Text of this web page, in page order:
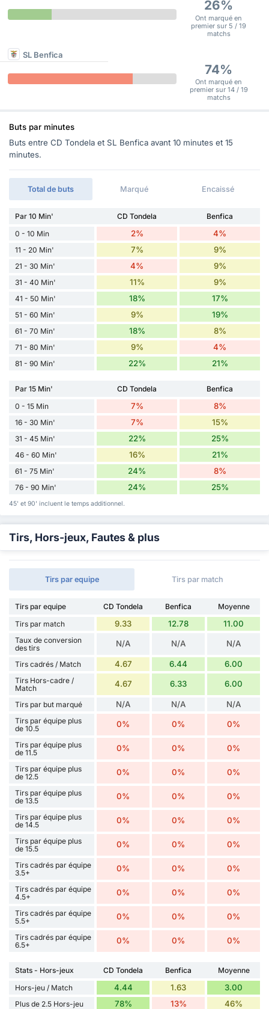
26%
Ont marqué en
premier sur 5 / 19
matchs
SL Benfica
74%
Ont marqué en
premier sur 14 / 19
matchs
Buts par minutes
Buts entre CD Tondela et SL Benfica avant 10 minutes et 15
minutes.
Total de buts Marqué Encaissé
Par 10 Min' CD Tondela
Benfica
0 - 10 Min
2% 4%
11 - 20 Min' 7% 9%
21 - 30 Min' 4% 9%
31 - 40 Min' 11% 9%
41 - 50 Min' 18% 17%
51 - 60 Min' 9% 19%
61 - 70 Min' 18% 8%
71 - 80 Min' 9% 4%
81 - 90 Min' 22% 21%
Par 15 Min' CD Tondela
Benfica
0 - 15 Min
7% 8%
16 - 30 Min' 7% 15%
31 - 45 Min' 22% 25%
46 - 60 Min' 16% 21%
61 - 75 Min' 24% 8%
76 - 90 Min' 24% 25%
45' et 90' incluent le temps additionnel.
Tirs, Hors-jeux, Fautes & plus
Tirs par equipe Tirs par match
Tirs par equipe CD Tondela Benfica
Moyenne
Tirs par match
9.33 12.78 11.00
Taux de conversion
des tirs
N/A N/A N/A
Tirs cadrés / Match 4.67 6.44 6.00
Tirs Hors-cadre /
Match
4.67 6.33 6.00
Tirs par but marqué N/A N/A N/A
Tirs par équipe plus
de 10.5
0% 0% 0%
Tirs par équipe plus
de 11.5
0% 0% 0%
Tirs par équipe plus
de 12.5
0% 0% 0%
Tirs par équipe plus
de 13.5
0% 0% 0%
Tirs par équipe plus
de 14.5
0% 0% 0%
Tirs par équipe plus
de 15.5
0% 0% 0%
Tirs cadrés par équipe
3.5+
0% 0% 0%
Tirs cadrés par équipe
4.5+
0% 0% 0%
Tirs cadrés par équipe
5.5+
0% 0% 0%
Tirs cadrés par équipe
6.5+
0% 0% 0%
Stats - Hors-jeux CD Tondela Benfica
Moyenne
Hors-jeu / Match
4.44 1.63 3.00
Plus de 2.5 Hors-jeu 78% 13% 46%